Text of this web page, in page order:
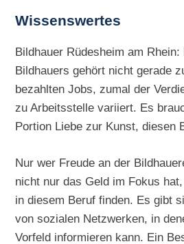
Wissenswertes
Bildhauer Rüdesheim am
Bildhauers gehört nicht gerade
bezahlten Jobs, zumal der
zu Arbeitsstelle variiert. Es
Portion Liebe zur Kunst, diesen
Nur wer Freude an der
nicht nur das Geld im Fokus
in diesem Beruf finden. Es gibt
von sozialen Netzwerken, in
Vorfeld informieren kann. Ein